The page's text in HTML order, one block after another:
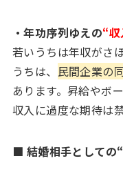
・年功序列ゆえの“
若いうちは年収がさ
うちは、 民間企業の
あります。昇給やボ
収入に過度な期待は禁
■ 結婚相手としての